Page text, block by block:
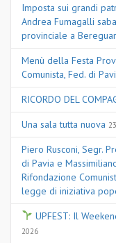
Imposta sui grandi
Andrea Fumagalli
provinciale a
Menù della Festa
Comunista, Fed. di
RICORDO DEL
Una sala tutta nuova
Piero Rusconi, Segr.
di Pavia e
Rifondazione
legge di iniziativa
UPFEST: Il
2026